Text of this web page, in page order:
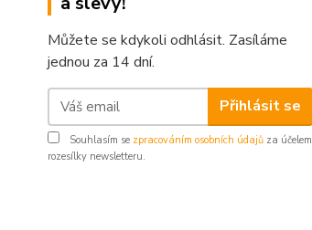
Můžete se kdykoli odhlásit. Zasíláme
jednou za 14 dní.
Přihlásit se
Souhlasím se zpracováním osobních údajů za účelem
rozesílky newsletteru.